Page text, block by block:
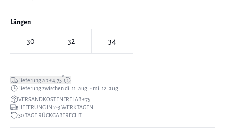
Längen
30 32 34
Lieferung ab €4,75*
Lieferung zwischen di. 11. aug. - mi. 12. aug.
VERSANDKOSTENFREI AB €75
LIEFERUNG IN 2-3 WERKTAGEN
30 TAGE RÜCKGABERECHT